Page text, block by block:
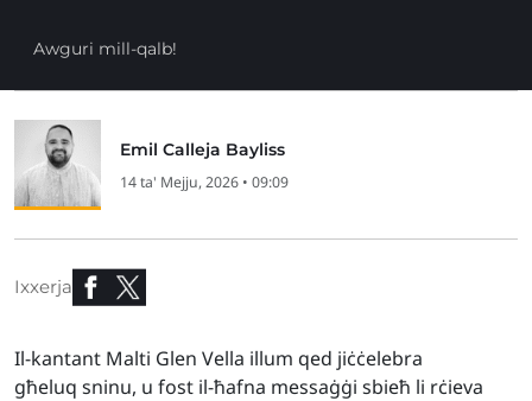
Awguri mill-qalb!
Emil Calleja Bayliss
14 ta' Mejju, 2026 • 09:09
Ixxerja
Il-kantant Malti Glen Vella illum qed jiċċelebra
għeluq sninu, u fost il-ħafna messaġġi sbieħ li rċieva